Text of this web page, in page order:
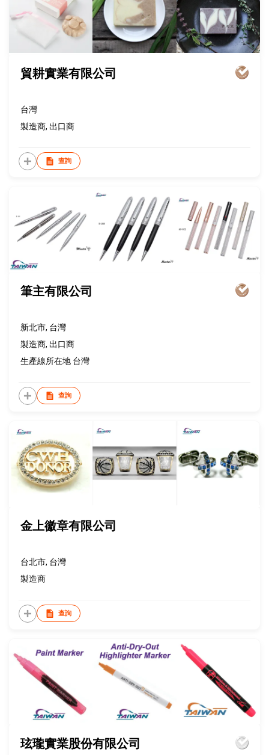
貿耕實業有限公司
台灣
製造商, 出口商
查詢
筆主有限公司
新北市, 台灣
製造商, 出口商
生產線所在地 台灣
查詢
金上徽章有限公司
台北市, 台灣
製造商
查詢
玹瓏實業股份有限公司